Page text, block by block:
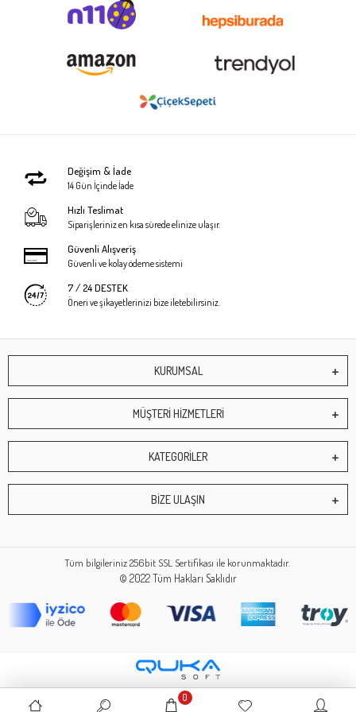
Değişim & İade
14 Gün İçinde İade
Hızlı Teslimat
Siparişleriniz en kısa sürede elinize ulaşır.
Güvenli Alışveriş
Güvenli ve kolay ödeme sistemi
7 / 24 DESTEK
Öneri ve şikayetlerinizi bize iletebilirsiniz.
KURUMSAL
MÜŞTERİ HİZMETLERİ
KATEGORİLER
BİZE ULAŞIN
Tüm bilgileriniz 256bit SSL Sertifikası ile korunmaktadır.
© 2022Tüm Hakları Saklıdır
0